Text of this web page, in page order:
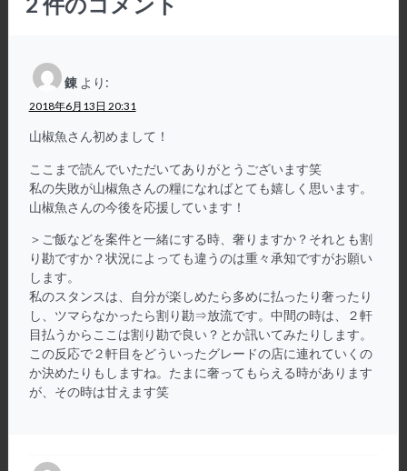
錬 より:
2018年6月13日 20:31
山椒魚さん初めまして！
ここまで読んでいただいてありがとうございます笑
私の失敗が山椒魚さんの糧になればとても嬉しく思います。
山椒魚さんの今後を応援しています！
＞ご飯などを案件と一緒にする時、奢りますか？それとも割
り勘ですか？状況によっても違うのは重々承知ですがお願い
します。
私のスタンスは、自分が楽しめたら多めに払ったり奢ったり
し、ツマらなかったら割り勘⇒放流です。中間の時は、２軒
目払うからここは割り勘で良い？とか訊いてみたりします。
この反応で２軒目をどういったグレードの店に連れていくの
か決めたりもしますね。たまに奢ってもらえる時があります
が、その時は甘えます笑